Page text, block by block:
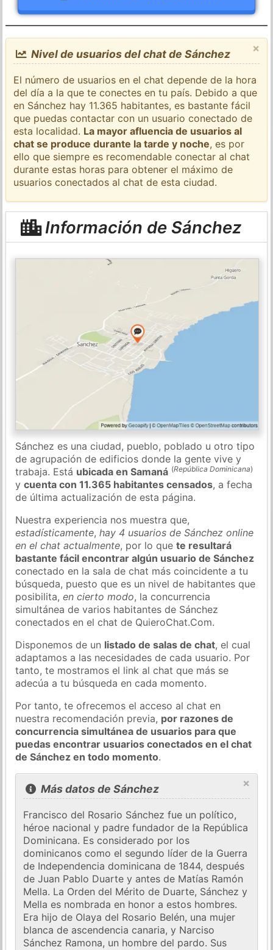
×
Nivel de usuarios del chat de Sánchez
El número de usuarios en el chat depende de la hora
del día a la que te conectes en tu país. Debido a que
en Sánchez hay 11.365 habitantes, es bastante fácil
que puedas contactar con un usuario conectado de
esta localidad. La mayor afluencia de usuarios al
chat se produce durante la tarde y noche, es por
ello que siempre es recomendable conectar al chat
durante estas horas para obtener el máximo de
usuarios conectados al chat de esta ciudad.
Información de Sánchez
Sánchez es una ciudad, pueblo, poblado u otro tipo
de agrupación de edificios donde la gente vive y
trabaja. Está ubicada en Samaná (República Dominicana)
ycuenta con 11.365 habitantes censados, a fecha
de última actualización de esta página.
Nuestra experiencia nos muestra que,
estadísticamente,hay 4 usuarios de Sánchez online
en el chat actualmente, por lo quete resultará
bastante fácil encontrar algún usuario de Sánchez
conectado en la sala de chat más coincidente a tu
búsqueda, puesto que es un nivel de habitantes que
posibilita,en cierto modo, la concurrencia
simultánea de varios habitantes de Sánchez
conectados en el chat de QuieroChat.Com.
Disponemos de un listado de salas de chat, el cual
adaptamos a las necesidades de cada usuario. Por
tanto, te mostramos el link al chat que más se
adecúa a tu búsqueda en cada momento.
Por tanto, te ofrecemos el acceso al chat en
nuestra recomendación previa, por razones de
concurrencia simultánea de usuarios para que
puedas encontrar usuarios conectados en el chat
de Sánchez en todo momento.
×
Más datos de Sánchez
Francisco del Rosario Sánchez fue un político,
héroe nacional y padre fundador de la República
Dominicana. Es considerado por los
dominicanos como el segundo líder de la Guerra
de Independencia dominicana de 1844, después
de Juan Pablo Duarte y antes de Matías Ramón
Mella. La Orden del Mérito de Duarte, Sánchez y
Mella es nombrada en honor a estos hombres.
Era hijo de Olaya del Rosario Belén, una mujer
blanca de ascendencia canaria, y Narciso
Sánchez Ramona, un hombre del pardo. Sus